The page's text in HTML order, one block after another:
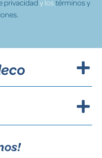
privacidad y lostérminos y